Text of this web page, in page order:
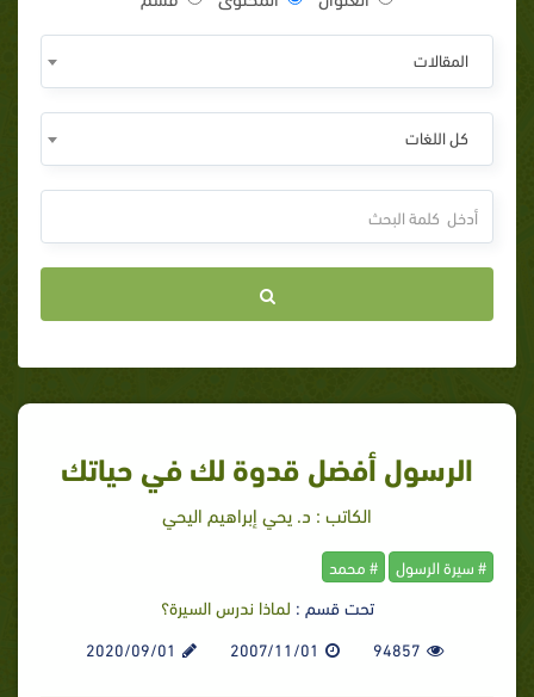
المقالات
كل اللغات
الرسول أفضل قدوة لك في حياتك
الكاتب : د. يحي إبراهيم اليحي
# سيرة الرسول # محمد
تحت قسم : لماذا ندرس السيرة؟
94857
2007/11/01
2020/09/01